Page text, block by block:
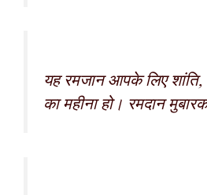
यह रमजान आपके लिए शांति,
का महीना हो। रमदान